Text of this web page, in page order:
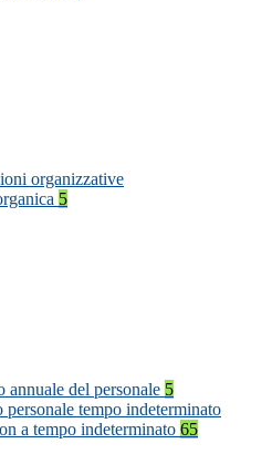
organizzative
5
annuale del personale 5
personale tempo indeterminato
a tempo indeterminato 65